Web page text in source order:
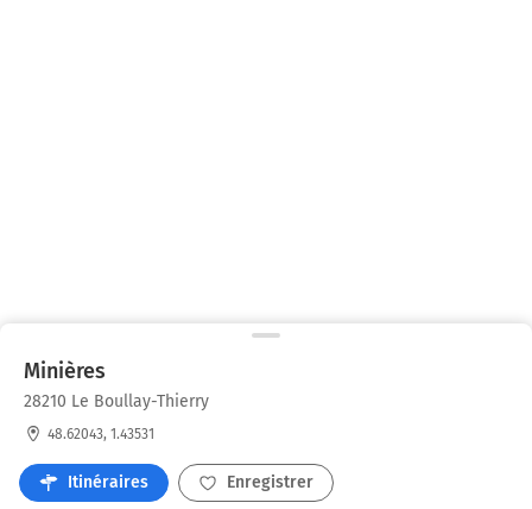
Minières
28210 Le Boullay-Thierry
48.62043, 1.43531
Itinéraires Enregistrer